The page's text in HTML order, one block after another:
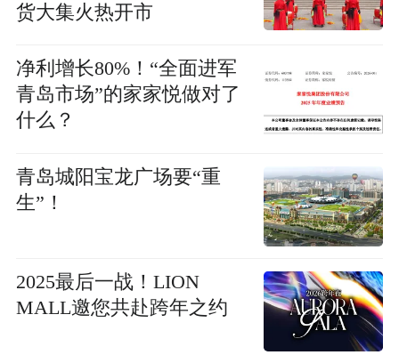
货大集火热开市
净利增长80%！“全面进军
青岛市场”的家家悦做对了
什么？
青岛城阳宝龙广场要“重
生”！
2025最后一战！LION
MALL邀您共赴跨年之约